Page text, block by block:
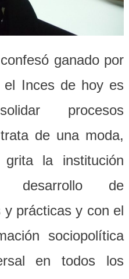
ganado por
el Inces de hoy es
procesos
de una moda,
la institución
desarrollo de
prácticas y con el
sociopolítica
en todos los